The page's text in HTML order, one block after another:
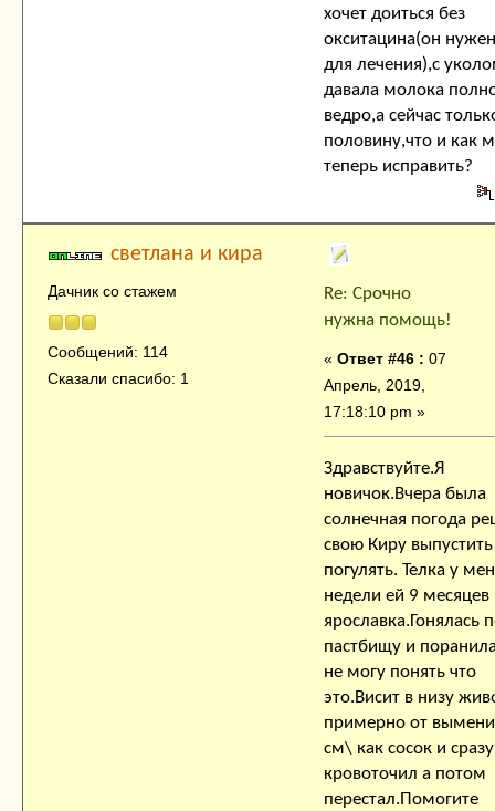
хочет доиться без
окситацина(он
для лечения),с
давала молока
ведро,а сейчас
половину,что и как
теперь исправить?
светлана и кира
Дачник со стажем
Сообщений: 114
Сказали спасибо: 1
Re: Срочно
нужна помощь!
« Ответ #46 : 07
Апрель, 2019,
17:18:10 pm »
Здравствуйте.Я
новичок.Вчера была
солнечная погода
свою Киру выпустить
погулять. Телка у
недели ей 9 месяцев
ярославка.Гонялась
пастбищу и
не могу понять что
это.Висит в низу
примерно от
см\ как сосок и
кровоточил а потом
перестал.Помогите